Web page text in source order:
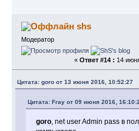
Set-Acl
$acl
/setowner
"DOMAIN\$user"
}
shs
Модератор
« Ответ #14 : 14
Цитата: goro от 13 июня 2016, 10:52:27
Цитата: Fray от 09 июня 2016,
goro, net user Admin pass в